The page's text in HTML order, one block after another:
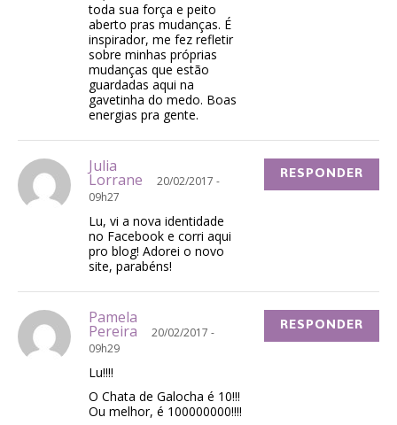
toda sua força e peito
aberto pras mudanças. É
inspirador, me fez refletir
sobre minhas próprias
mudanças que estão
guardadas aqui na
gavetinha do medo. Boas
energias pra gente.
Julia
Lorrane
20/02/2017 -
09h27
Lu, vi a nova identidade
no Facebook e corri aqui
pro blog! Adorei o novo
site, parabéns!
RESPONDER
Pamela
Pereira
20/02/2017 -
09h29
Lu!!!!
O Chata de Galocha é 10!!!
Ou melhor, é 100000000!!!!
RESPONDER